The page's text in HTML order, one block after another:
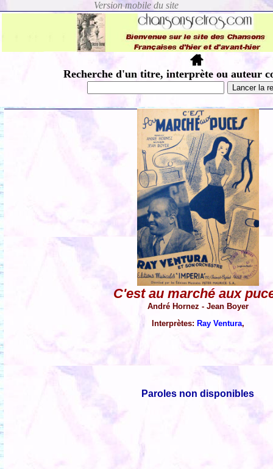
Recherche d'un titre, interprète ou auteur
C'est au marché aux
André Hornez - Jean Boyer
Interprètes: Ray Ventura,
Paroles non disponibles